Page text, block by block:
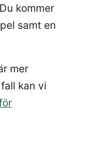
kommer
samt en
mer
kan vi